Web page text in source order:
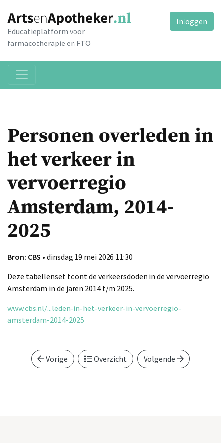
Educatieplatform voor
farmacotherapie en FTO
Inloggen
Personen overleden in
het verkeer in
vervoerregio
Amsterdam, 2014-
2025
Bron: CBS • dinsdag 19 mei 2026 11:30
Deze tabellenset toont de verkeersdoden in de vervoerregio
Amsterdam in de jaren 2014 t/m 2025.
www.cbs.nl/...leden-in-het-verkeer-in-vervoerregio-
amsterdam-2014-2025
Vorige Overzicht Volgende